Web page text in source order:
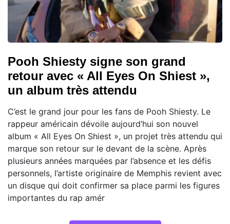
Pooh Shiesty signe son grand
retour avec « All Eyes On Shiest »,
un album très attendu
C’est le grand jour pour les fans de Pooh Shiesty. Le
rappeur américain dévoile aujourd’hui son nouvel
album « All Eyes On Shiest », un projet très attendu qui
marque son retour sur le devant de la scène. Après
plusieurs années marquées par l’absence et les défis
personnels, l’artiste originaire de Memphis revient avec
un disque qui doit confirmer sa place parmi les figures
importantes du rap amér